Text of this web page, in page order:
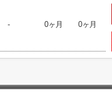
- 0ヶ月 0ヶ月